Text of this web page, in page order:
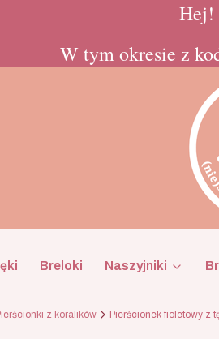
Hej!
W tym okresie z
Breloki Naszyjniki
z koralików Pierścionek fioletowy z